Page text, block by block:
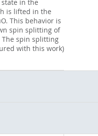
in the
is lifted in the
This behavior is
spin splitting of
The spin splitting
with this work)